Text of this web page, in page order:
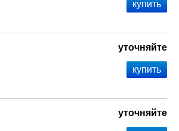
уточняйте
уточняйте